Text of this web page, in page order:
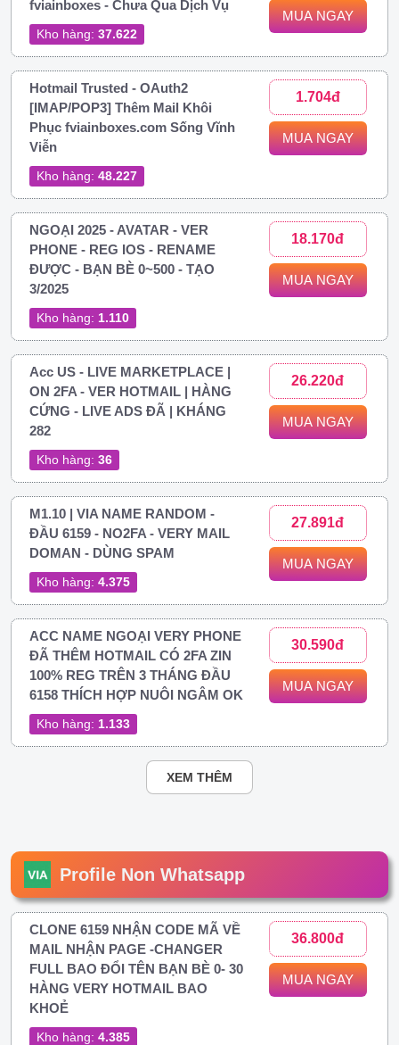
fviainboxes - Chưa Qua Dịch Vụ
Kho hàng: 37.622
MUA NGAY
Hotmail Trusted - OAuth2
[IMAP/POP3] Thêm Mail Khôi
Phục fviainboxes.com Sống Vĩnh
Viễn
Kho hàng: 48.227
1.704đ
MUA NGAY
NGOẠI 2025 - AVATAR - VER
PHONE - REG IOS - RENAME
ĐƯỢC - BẠN BÈ 0~500 - TẠO
3/2025
Kho hàng: 1.110
18.170đ
MUA NGAY
Acc US - LIVE MARKETPLACE |
ON 2FA - VER HOTMAIL | HÀNG
CỨNG - LIVE ADS ĐÃ | KHÁNG
282
Kho hàng: 36
26.220đ
MUA NGAY
M1.10 | VIA NAME RANDOM -
ĐẦU 6159 - NO2FA - VERY MAIL
DOMAN - DÙNG SPAM
Kho hàng: 4.375
27.891đ
MUA NGAY
ACC NAME NGOẠI VERY PHONE
ĐÃ THÊM HOTMAIL CÓ 2FA ZIN
100% REG TRÊN 3 THÁNG ĐẦU
6158 THÍCH HỢP NUÔI NGÂM OK
Kho hàng: 1.133
30.590đ
MUA NGAY
XEM THÊM
Profile Non Whatsapp
CLONE 6159 NHẬN CODE MÃ VỀ
MAIL NHẬN PAGE -CHANGER
FULL BAO ĐỔI TÊN BẠN BÈ 0- 30
HÀNG VERY HOTMAIL BAO
KHOẺ
Kho hàng: 4.385
36.800đ
MUA NGAY